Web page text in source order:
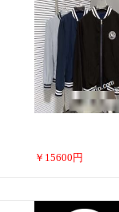
￥ 15600 円